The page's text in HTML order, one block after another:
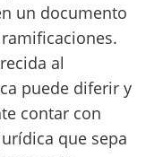
un documento
al
puede diferir y
contar con
que sepa